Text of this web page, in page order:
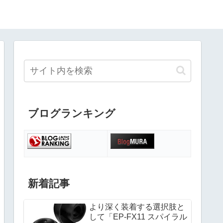
ブログランキング
新着記事
より深く装着する選択肢と
して「EP-FX11 スパイラル